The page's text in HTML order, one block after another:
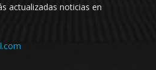
actualizadas noticias en